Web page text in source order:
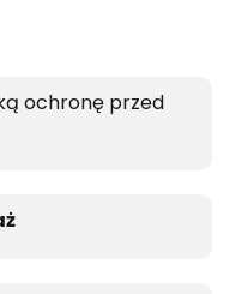
ochronę przed